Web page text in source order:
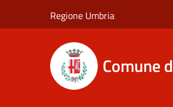
Regione Umbria
Comune